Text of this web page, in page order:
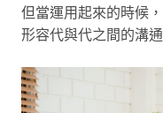
但當運用起來的時候
形容代與代之間的溝